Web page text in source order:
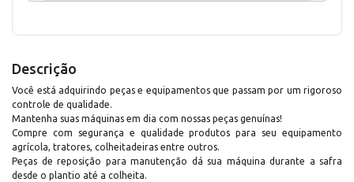
Descrição
Você está adquirindo peças e equipamentos que passam por um rigoroso
controle de qualidade.
Mantenha suas máquinas em dia com nossas peças genuínas!
Compre com segurança e qualidade produtos para seu equipamento
agrícola, tratores, colheitadeiras entre outros.
Peças de reposição para manutenção dá sua máquina durante a safra
desde o plantio até a colheita.